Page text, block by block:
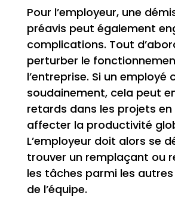
Pour l’employeur, une
préavis peut également
complications. Tout
perturber le
l’entreprise. Si un employé
soudainement, cela peut
retards dans les projets
affecter la productivité
L’employeur doit alors se
trouver un remplaçant ou
les tâches parmi les
de l’équipe.